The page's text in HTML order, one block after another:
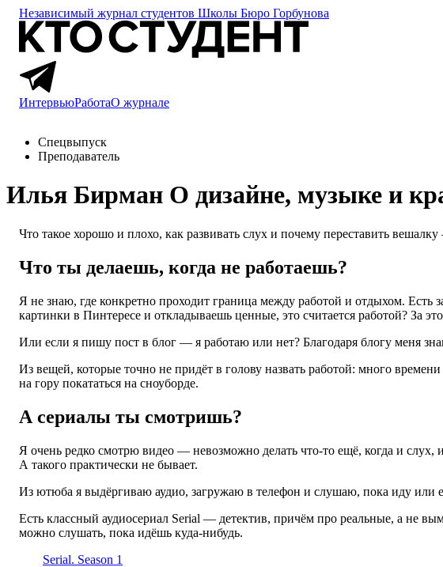
Независимый журнал студентов Школы Бюро Горбунова
ИнтервьюРаботаО журнале
Спецвыпуск
Преподаватель
Илья Бирман О дизайне, музыке и
Что такое хорошо и плохо, как развивать слух и почему переставить
Что ты делаешь, когда не работаешь?
Я не знаю, где конкретно проходит граница между работой и отдыхом. Есть
картинки в Пинтересе и откладываешь ценные, это считается работой? За
Или если я пишу пост в блог — я работаю или нет? Благодаря блогу меня
Из вещей, которые точно не придёт в голову назвать работой: много
на гору покататься на сноуборде.
А сериалы ты смотришь?
Я очень редко смотрю видео — невозможно делать что-то ещё, когда и
А такого практически не бывает.
Из ютюба я выдёргиваю аудио, загружаю в телефон и слушаю, пока иду или
Есть классный аудиосериал Serial — детектив, причём про реальные, а не
можно слушать, пока идёшь куда-нибудь.
Serial. Season 1